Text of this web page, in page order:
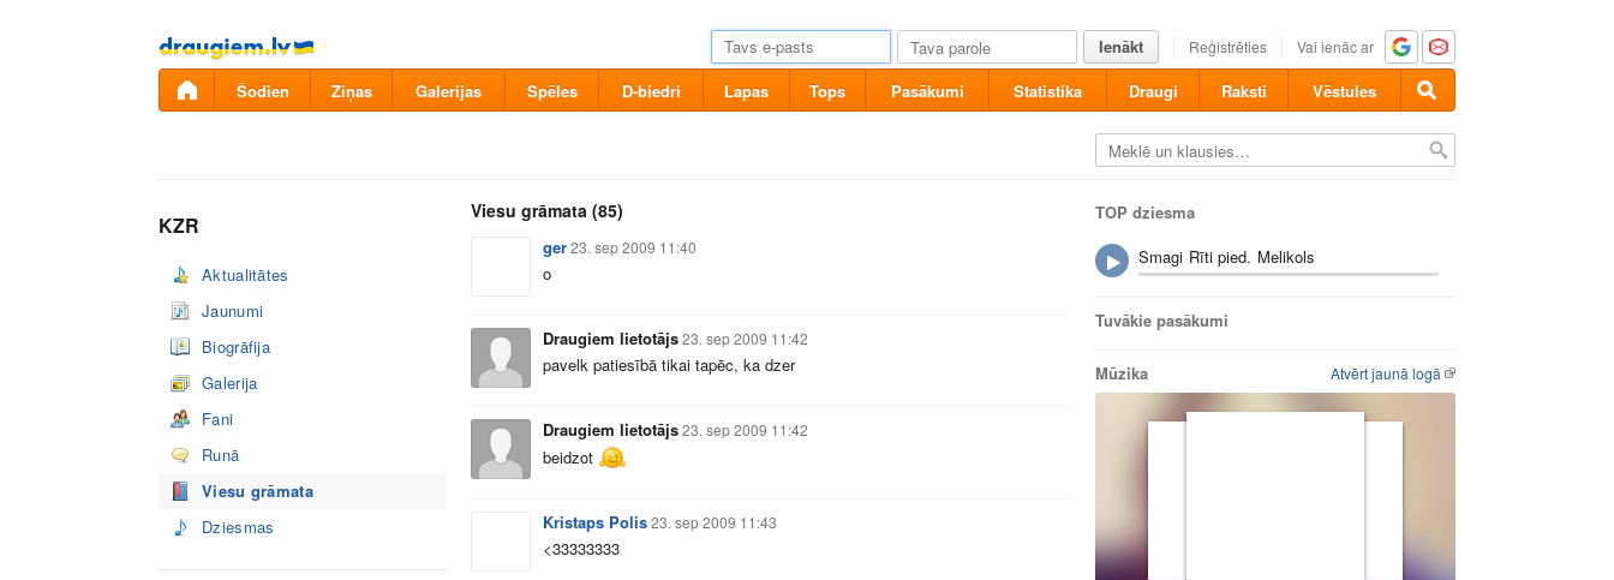
Pāriet
uz
saturu
Ienākt Reģistrēties Vai ienāc ar
Šodien Ziņas Galerijas Spēles D-biedri Lapas Tops Pasākumi Statistika Draugi Raksti Vēstules
KZR
Aktualitātes
Jaunumi
Biogrāfija
Galerija
Fani
Runā
Viesu grāmata
Dziesmas
Viesu grāmata (85)
ger23. sep 2009 11:40
o
Draugiem lietotājs23. sep 2009 11:42
pavelk patiesībā tikai tapēc, ka dzer
Draugiem lietotājs23. sep 2009 11:42
beidzot
Kristaps Polis23. sep 2009 11:43
<33333333
TOP dziesma
Smagi Rīti pied. Melikols
Tuvākie pasākumi
Atvērt jaunā logā
Mūzika